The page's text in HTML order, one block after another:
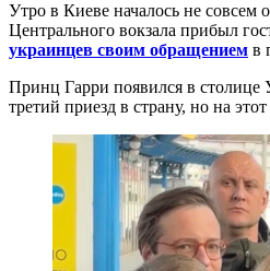
Утро в Киеве началось не совсем обычно. Пока горожане только просыпались и тянулись к первому кофе, на перрон
Центрального вокзала прибыл
украинцев своим обращением в
Принц Гарри появился в столице
третий приезд в страну, но на